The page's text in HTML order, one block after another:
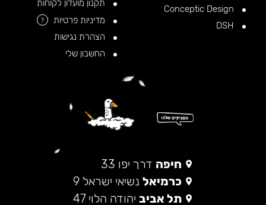
תקנון מועדון לקוחות
מדיניות פרטיות
?
הצהרת נגישות
החשבון שלי
חיפה דרך יפו 33
כרמיאל נשיאי ישראל 9
תל אביב יהודה הלוי 47